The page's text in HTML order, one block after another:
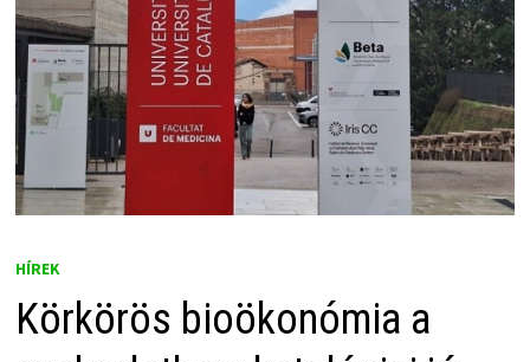
HÍREK
Körkörös bioökonómia a